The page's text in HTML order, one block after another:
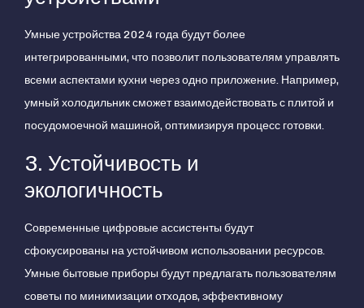
Умные устройства 2024 года будут более
интегрированными, что позволит пользователям управлять
всеми аспектами кухни через одно приложение. Например,
умный холодильник сможет взаимодействовать с плитой и
посудомоечной машиной, оптимизируя процесс готовки.
3. Устойчивость и
экологичность
Современные цифровые ассистенты будут
сфокусированы на устойчивом использовании ресурсов.
Умные бытовые приборы будут предлагать пользователям
советы по минимизации отходов, эффективному